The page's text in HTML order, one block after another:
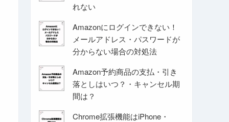
れない
Amazonにログインできない！
メールアドレス・パスワードが
分からない場合の対処法
Amazon予約商品の支払・引き
落としはいつ？・キャンセル期
間は？
Chrome拡張機能はiPhone・